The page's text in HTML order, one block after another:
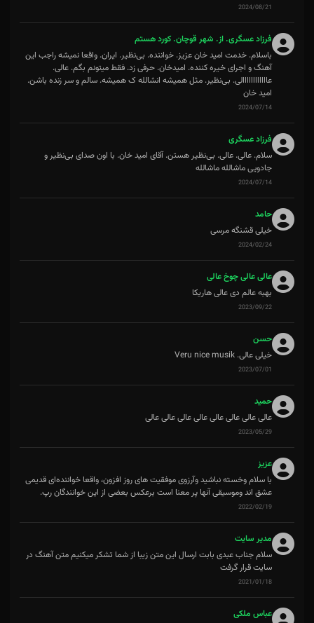
2024/08/21
فرزاد عسگری. از. شهر قوچان. کورد هستم
باسلام. خدمت امید خان عزیز. خواننده. بی‌نظیر. ایران. واقعا نمیشه راجب این
آهنگ و اجرای خیره کننده. امیدخان. حرفی زد. فقط میتونم بگم. عالی.
عاااااااااااالی. بی‌نظیر. مثل همیشه انشالله ک همیشه. سالم و سر زنده باشن.
امید خان
2024/07/14
فرزاد عسگری
سلام. عالی. عالی. بی‌نظیر هستن. آقای امید خان. با اون صدای بی‌نظیر و
جادویی ماشالله ماشالله
2024/07/14
حامد
خیلی قشنگه مرسی
2024/02/24
عالی عالی چوخ عالی
بهبه عالم دی عالی هاریکا
2023/09/22
حسن
خیلی عالی. Veru nice musik
2023/07/01
حمید
عالی عالی عالی عالی عالی عالی عالی عالی
2023/05/29
عزیز
با سلام وخسته نباشید وآرزوی موفقیت های روز افزون، واقعا خواننده‌ای قدیمی
عشق اند وموسیقی آنها پر معنا است برعکس بعضی از این خوانندگان رپ.
2022/02/19
مدیر سایت
سلام جناب عبدی بابت ارسال این متن زیبا از شما تشکر میکنیم متن آهنگ در
سایت قرار گرفت
2021/01/18
عباس ملکی